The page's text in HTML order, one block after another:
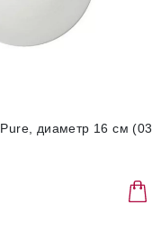
диаметр 16 см (03